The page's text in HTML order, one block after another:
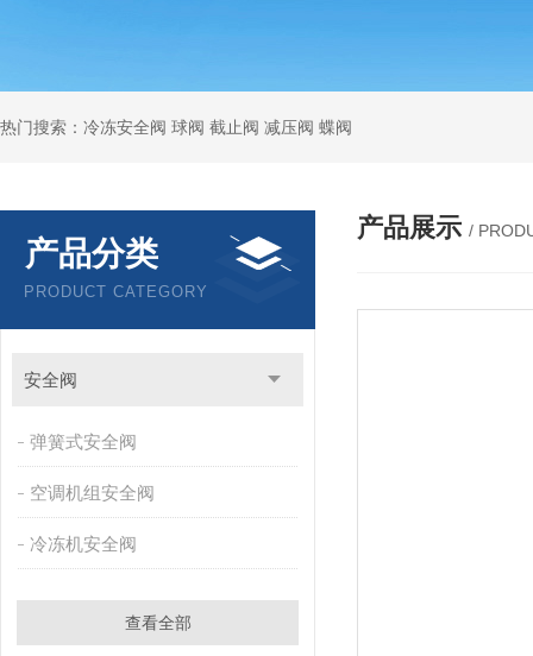
热门搜索：冷冻安全阀 球阀 截止阀 减压阀 蝶阀
产品分类
PRODUCT CATEGORY
安全阀
弹簧式安全阀
空调机组安全阀
冷冻机安全阀
查看全部
产品展示 /